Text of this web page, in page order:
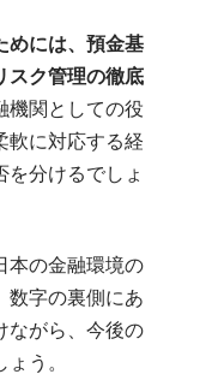
めには、預金基
スク管理の徹底
機関としての役
軟に対応する経
を分けるでしょ
本の金融環境の
数字の裏側にあ
ながら、今後の
う。